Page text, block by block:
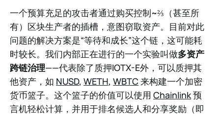
一个预算充足的攻击者通过购买控制~⅔（甚至所
有）区块生产者的插槽，意图窃取资产。目前对此
问题的解决方案是“等待和成长”这个链，这可能耗
时较长。我们内部正在进行的一个实验叫做多资产
跨链治理——代表除了质押IOTX-E外，可以质押其
他资产，如 NUSD, WETH, WBTC来构建一个加密
货币篮子。这个篮子的价值可以使用 Chainlink预
言机轻松计算，并用于排名候选人和分享奖励（即